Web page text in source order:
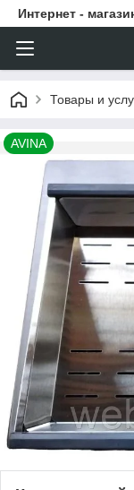
Интернет -
Товары и
AVINA